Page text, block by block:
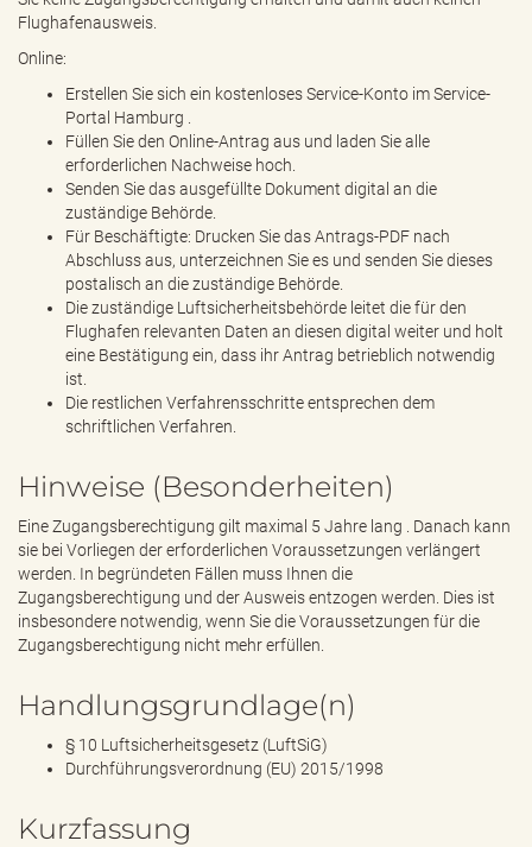
Flughafenausweis.
Online:
Erstellen Sie sich ein kostenloses Service-Konto im Service-
Portal Hamburg .
Füllen Sie den Online-Antrag aus und laden Sie alle
erforderlichen Nachweise hoch.
Senden Sie das ausgefüllte Dokument digital an die
zuständige Behörde.
Für Beschäftigte: Drucken Sie das Antrags-PDF nach
Abschluss aus, unterzeichnen Sie es und senden Sie dieses
postalisch an die zuständige Behörde.
Die zuständige Luftsicherheitsbehörde leitet die für den
Flughafen relevanten Daten an diesen digital weiter und holt
eine Bestätigung ein, dass ihr Antrag betrieblich notwendig
ist.
Die restlichen Verfahrensschritte entsprechen dem
schriftlichen Verfahren.
Hinweise (Besonderheiten)
Eine Zugangsberechtigung gilt maximal 5 Jahre lang . Danach kann
sie bei Vorliegen der erforderlichen Voraussetzungen verlängert
werden. In begründeten Fällen muss Ihnen die
Zugangsberechtigung und der Ausweis entzogen werden. Dies ist
insbesondere notwendig, wenn Sie die Voraussetzungen für die
Zugangsberechtigung nicht mehr erfüllen.
Handlungsgrundlage(n)
§ 10 Luftsicherheitsgesetz (LuftSiG)
Durchführungsverordnung (EU) 2015/1998
Kurzfassung